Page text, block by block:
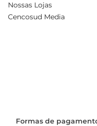
Nossas Lojas
Cencosud Media
Formas de